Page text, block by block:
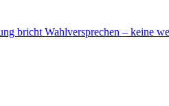
bricht Wahlversprechen – keine